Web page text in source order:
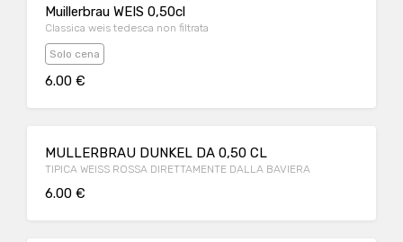
Muillerbrau WEIS 0,50cl
Classica weis tedesca non filtrata
Solo cena
6.00 €
MULLERBRAU DUNKEL DA 0,50 CL
TIPICA WEISS ROSSA DIRETTAMENTE DALLA BAVIERA
6.00 €